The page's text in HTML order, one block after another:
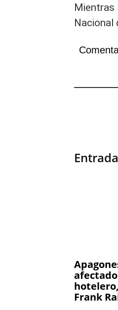
Mientras
Nacional
Frank